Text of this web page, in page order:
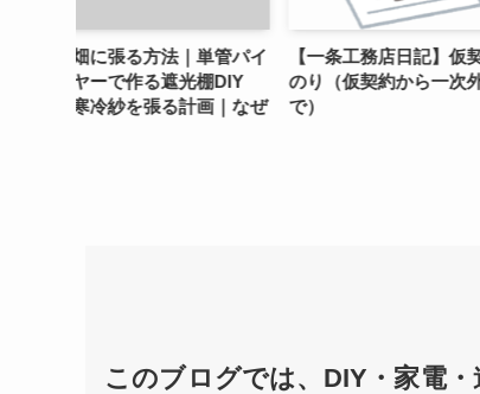
単管パイ
画｜なぜ
【一条工務店日記】仮契約後の道
のり（仮契約から一次外構工事ま
で）
【養蜂初
分蜂！意
このブログでは、DIY・家電